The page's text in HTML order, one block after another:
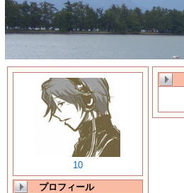
10
プロフィール